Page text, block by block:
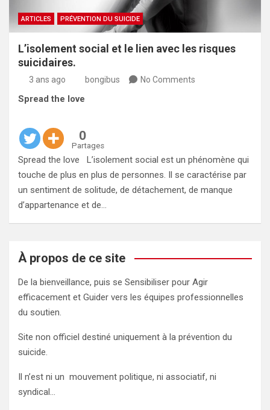
ARTICLES PRÉVENTION DU SUICIDE
L’isolement social et le lien avec les risques
suicidaires.
3 ans ago bongibus No Comments
Spread the love
0
Partages
Spread the love L’isolement social est un phénomène qui
touche de plus en plus de personnes. Il se caractérise par
un sentiment de solitude, de détachement, de manque
d’appartenance et de…
À propos de ce site
De la bienveillance, puis se Sensibiliser pour Agir
efficacement et Guider vers les équipes professionnelles
du soutien.
Site non officiel destiné uniquement à la prévention du
suicide.
Il n’est ni un mouvement politique, ni associatif, ni
syndical…